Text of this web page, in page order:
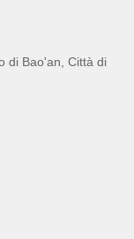
di Bao'an, Città di